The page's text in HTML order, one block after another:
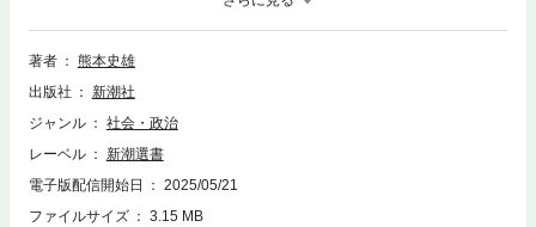
小村寿太郎から幣原喜重郎、重光葵まで、国際派エリートたちが陥った
「失敗の本質」を外交史料から炙り出す。
著者
熊本史雄
出版社
新潮社
ジャンル
社会・政治
レーベル
新潮選書
電子版配信開始日
2025/05/21
ファイルサイズ
3.15 MB